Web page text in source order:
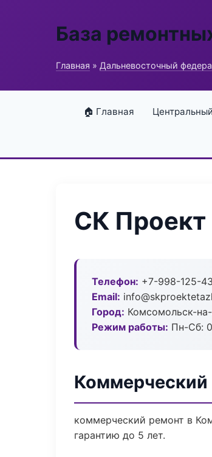
База
Главная » Дальневосточный
🏠 Главная
СК
Телефон: +7-998-125-
Email:
Город: Комсомольск-
Режим работы: Пн-Сб:
коммерческий ремонт в
гарантию до 5 лет.